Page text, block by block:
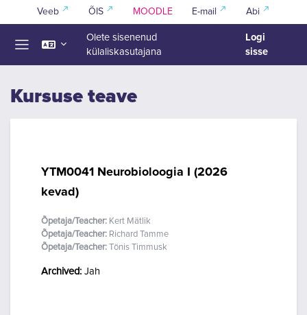
Jäta vahele peasisuni
Veeb ÕIS MOODLE E-mail Abi
Olete sisenenud
külaliskasutajana
Logi
sisse
Kursuse teave
YTM0041 Neurobioloogia I (2026
kevad)
Õpetaja/Teacher: Kert Mätlik
Õpetaja/Teacher: Richard Tamme
Õpetaja/Teacher: Tõnis Timmusk
Archived: Jah